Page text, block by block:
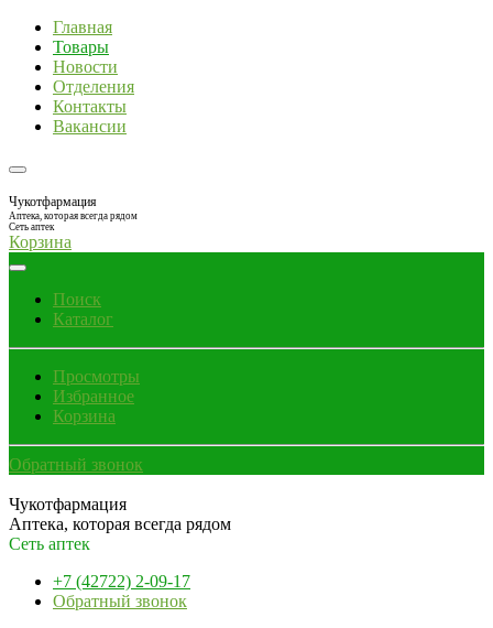
Главная
Товары
Новости
Отделения
Контакты
Вакансии
Чукотфармация
Аптека, которая всегда рядом
Сеть аптек
Корзина
Поиск
Каталог
Просмотры
Избранное
Корзина
Обратный звонок
Чукотфармация
Аптека, которая всегда рядом
Сеть аптек
+7 (42722) 2-09-17
Обратный звонок